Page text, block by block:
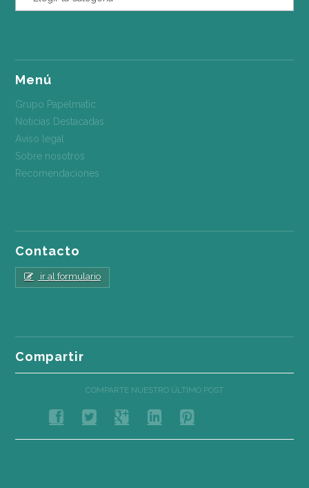
Menú
Grupo Papelmatic
Noticias Destacadas
Aviso legal
Sobre nosotros
Recomendaciones
Contacto
ir al formulario
Compartir
COMPARTE NUESTRO ÚLTIMO POST